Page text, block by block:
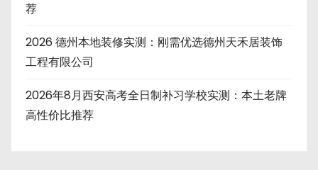
荐
2026 德州本地装修实测：刚需优选德州天禾居装饰
工程有限公司
2026年8月西安高考全日制补习学校实测：本土老牌
高性价比推荐